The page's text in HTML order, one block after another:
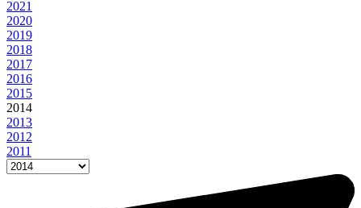
2021
2020
2019
2018
2017
2016
2015
2014
2013
2012
2011